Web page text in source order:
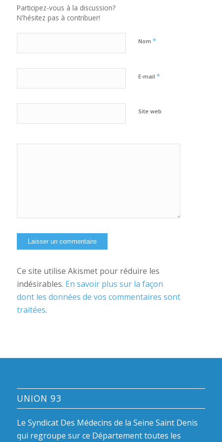
Participez-vous à la discussion?
N'hésitez pas à contribuer!
Nom *
E-mail *
Site web
Ce site utilise Akismet pour réduire les
indésirables. En savoir plus sur la façon
dont les données de vos commentaires sont
traitées.
UNION 93
Le Syndicat Des Médecins de la Seine Saint Denis
qui regroupe sur ce Département toutes les